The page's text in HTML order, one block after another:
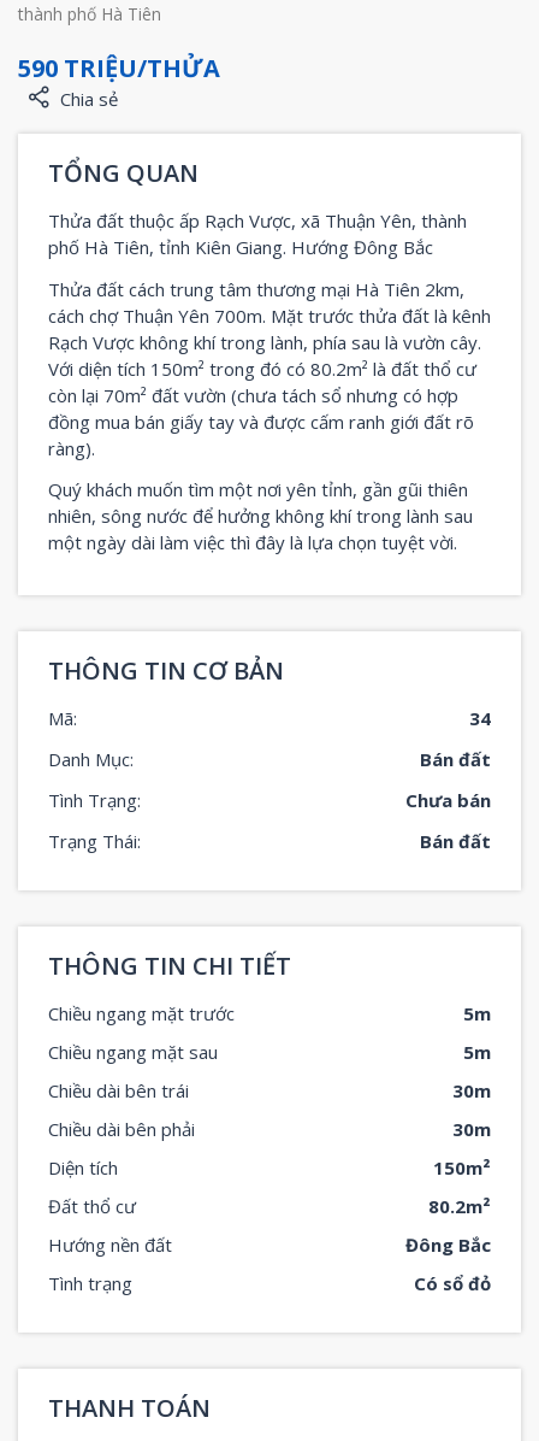
thành phố Hà Tiên
590 TRIỆU/THỬA
Chia sẻ
TỔNG QUAN
Thửa đất thuộc ấp Rạch Vược, xã Thuận Yên, thành
phố Hà Tiên, tỉnh Kiên Giang. Hướng Đông Bắc
Thửa đất cách trung tâm thương mại Hà Tiên 2km,
cách chợ Thuận Yên 700m. Mặt trước thửa đất là kênh
Rạch Vược không khí trong lành, phía sau là vườn cây.
Với diện tích 150m² trong đó có 80.2m² là đất thổ cư
còn lại 70m² đất vườn (chưa tách sổ nhưng có hợp
đồng mua bán giấy tay và được cấm ranh giới đất rõ
ràng).
Quý khách muốn tìm một nơi yên tỉnh, gần gũi thiên
nhiên, sông nước để hưởng không khí trong lành sau
một ngày dài làm việc thì đây là lựa chọn tuyệt vời.
THÔNG TIN CƠ BẢN
Mã:
34
Danh Mục:
Bán đất
Tình Trạng:
Chưa bán
Trạng Thái:
Bán đất
THÔNG TIN CHI TIẾT
Chiều ngang mặt trước
5m
Chiều ngang mặt sau
5m
Chiều dài bên trái
30m
Chiều dài bên phải
30m
Diện tích
150m²
Đất thổ cư
80.2m²
Hướng nền đất
Đông Bắc
Tình trạng
Có sổ đỏ
THANH TOÁN